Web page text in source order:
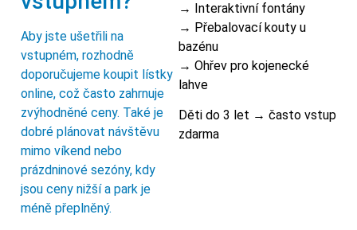
Aby jste ušetřili na
vstupném, rozhodně
doporučujeme koupit lístky
online, což často zahrnuje
zvýhodněné ceny. Také je
dobré plánovat návštěvu
mimo víkend nebo
prázdninové sezóny, kdy
jsou ceny nižší a park je
méně přeplněný.
→ Interaktivní fontány
→ Přebalovací kouty u
bazénu
→ Ohřev pro kojenecké
lahve
Děti do 3 let → často vstup
zdarma